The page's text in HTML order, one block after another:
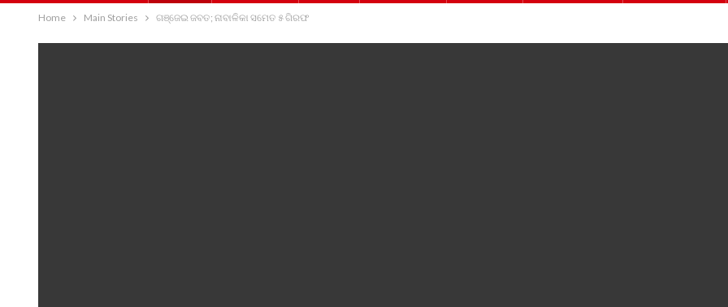
Home Main Stories ଗଞ୍ଜେଇ ଜବତ; ନାବାଳିକା ସମେତ ୫ ଗିରଫ